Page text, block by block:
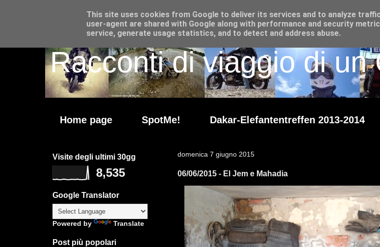
Racconti di viaggio di un
Home page SpotMe! Dakar-Elefantentreffen 2013-2014
domenica 7 giugno 2015
06/06/2015 - El Jem e Mahadia
Visite degli ultimi 30gg
8,535
Google Translator
Powered by Translate
Post più popolari
This site uses cookies from Google to deliver its services and to analyze
user-agent are shared with Google along with performance and security
service, generate usage statistics, and to detect and address abuse.